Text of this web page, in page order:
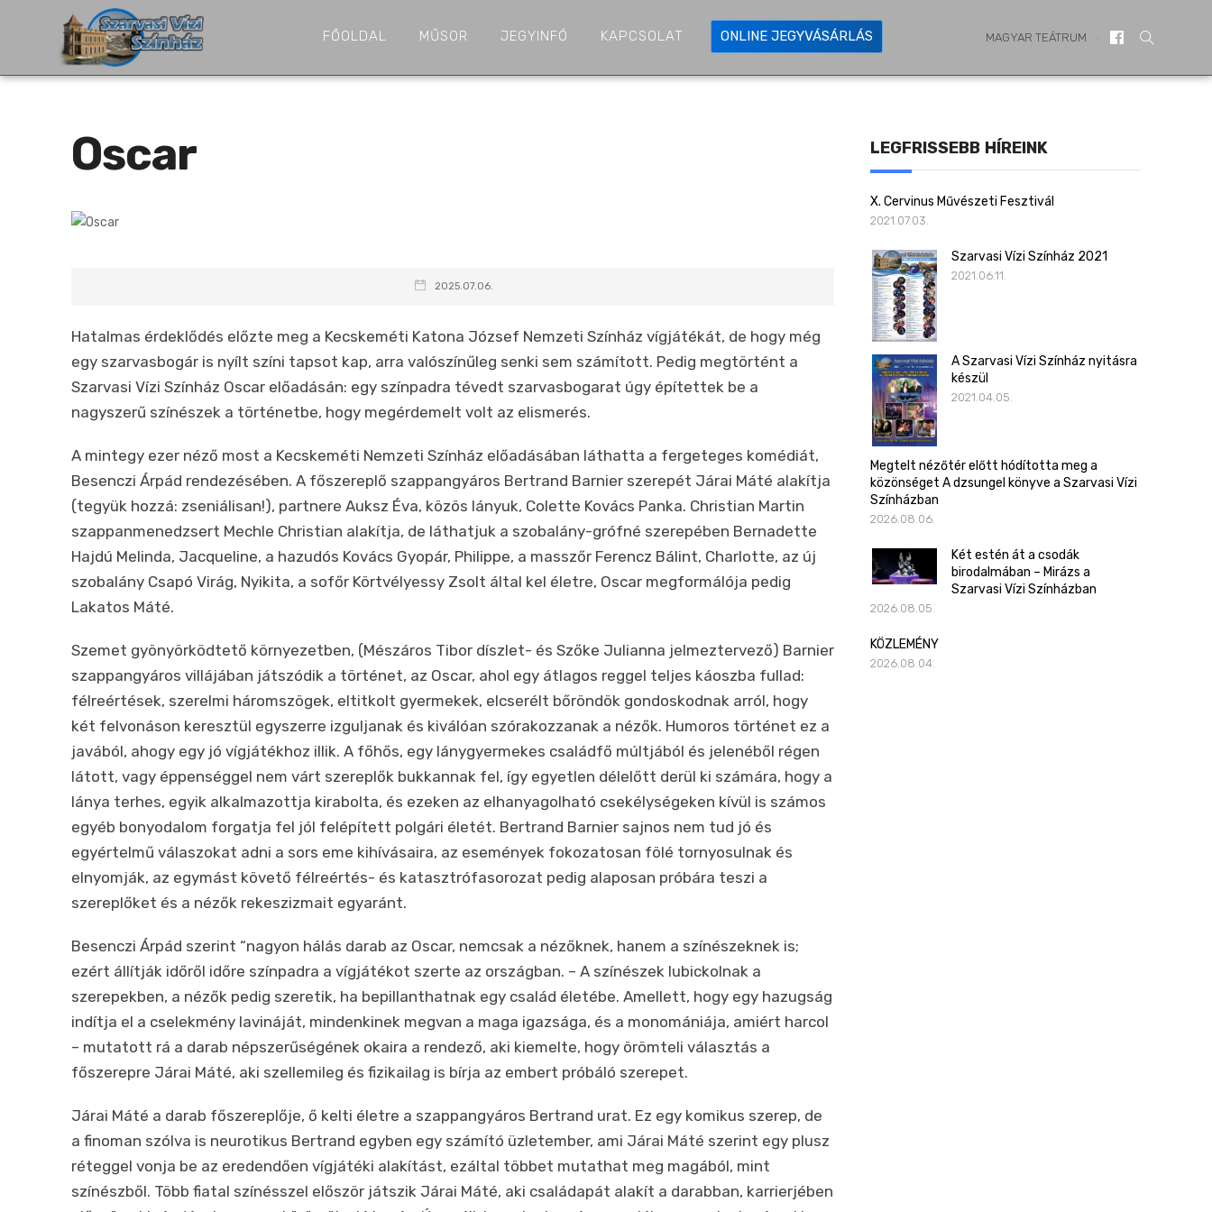
FŐOLDAL MŰSOR JEGYINFÓ KAPCSOLAT ONLINE JEGYVÁSÁRLÁS MAGYAR TEÁTRUM
Oscar
2025.07.06.
Hatalmas érdeklődés előzte meg a Kecskeméti Katona József Nemzeti Színház vígjátékát, de hogy még
egy szarvasbogár is nyílt színi tapsot kap, arra valószínűleg senki sem számított. Pedig megtörtént a
Szarvasi Vízi Színház Oscar előadásán: egy színpadra tévedt szarvasbogarat úgy építettek be a
nagyszerű színészek a történetbe, hogy megérdemelt volt az elismerés.
A mintegy ezer néző most a Kecskeméti Nemzeti Színház előadásában láthatta a fergeteges komédiát,
Besenczi Árpád rendezésében. A főszereplő szappangyáros Bertrand Barnier szerepét Járai Máté alakítja
(tegyük hozzá: zseniálisan!), partnere Auksz Éva, közös lányuk, Colette Kovács Panka. Christian Martin
szappanmenedzsert Mechle Christian alakítja, de láthatjuk a szobalány-grófné szerepében Bernadette
Hajdú Melinda, Jacqueline, a hazudós Kovács Gyopár, Philippe, a masszőr Ferencz Bálint, Charlotte, az új
szobalány Csapó Virág, Nyikita, a sofőr Körtvélyessy Zsolt által kel életre, Oscar megformálója pedig
Lakatos Máté.
Szemet gyönyörködtető környezetben, (Mészáros Tibor díszlet- és Szőke Julianna jelmeztervező) Barnier
szappangyáros villájában játszódik a történet, az Oscar, ahol egy átlagos reggel teljes káoszba fullad:
félreértések, szerelmi háromszögek, eltitkolt gyermekek, elcserélt bőröndök gondoskodnak arról, hogy
két felvonáson keresztül egyszerre izguljanak és kiválóan szórakozzanak a nézők. Humoros történet ez a
javából, ahogy egy jó vígjátékhoz illik. A főhős, egy lánygyermekes családfő múltjából és jelenéből régen
látott, vagy éppenséggel nem várt szereplők bukkannak fel, így egyetlen délelőtt derül ki számára, hogy a
lánya terhes, egyik alkalmazottja kirabolta, és ezeken az elhanyagolható csekélységeken kívül is számos
egyéb bonyodalom forgatja fel jól felépített polgári életét. Bertrand Barnier sajnos nem tud jó és
egyértelmű válaszokat adni a sors eme kihívásaira, az események fokozatosan fölé tornyosulnak és
elnyomják, az egymást követő félreértés- és katasztrófasorozat pedig alaposan próbára teszi a
szereplőket és a nézők rekeszizmait egyaránt.
Besenczi Árpád szerint “nagyon hálás darab az Oscar, nemcsak a nézőknek, hanem a színészeknek is;
ezért állítják időről időre színpadra a vígjátékot szerte az országban. – A színészek lubickolnak a
szerepekben, a nézők pedig szeretik, ha bepillanthatnak egy család életébe. Amellett, hogy egy hazugság
indítja el a cselekmény lavináját, mindenkinek megvan a maga igazsága, és a monomániája, amiért harcol
– mutatott rá a darab népszerűségének okaira a rendező, aki kiemelte, hogy örömteli választás a
főszerepre Járai Máté, aki szellemileg és fizikailag is bírja az embert próbáló szerepet.
Járai Máté a darab főszereplője, ő kelti életre a szappangyáros Bertrand urat. Ez egy komikus szerep, de
a finoman szólva is neurotikus Bertrand egyben egy számító üzletember, ami Járai Máté szerint egy plusz
réteggel vonja be az eredendően vígjátéki alakítást, ezáltal többet mutathat meg magából, mint
színészből. Több fiatal színésszel először játszik Járai Máté, aki családapát alakít a darabban, karrierjében
LEGFRISSEBB HÍREINK
X. Cervinus Művészeti Fesztivál
2021.07.03.
Szarvasi Vízi Színház 2021
2021.06.11.
A Szarvasi Vízi Színház nyitásra
készül
2021.04.05.
Megtelt nézőtér előtt hódította meg a
közönséget A dzsungel könyve a Szarvasi Vízi
Színházban
2026.08.06.
Két estén át a csodák
birodalmában – Mirázs a
Szarvasi Vízi Színházban
2026.08.05.
KÖZLEMÉNY
2026.08.04.